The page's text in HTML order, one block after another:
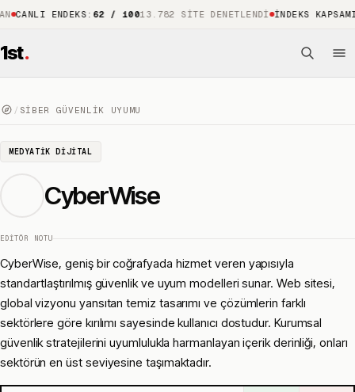
ENDEKS:62 / 100 13.782 SITE DENETLENDI İNDEKS KAPSAMI:%88
1st.
/ SIBER GÜVENLIK UYUMU
MEDYATIK DIJITAL
CyberWise
EDITÖR NOTU
CyberWise, geniş bir coğrafyada hizmet veren yapısıyla
standartlaştırılmış güvenlik ve uyum modelleri sunar. Web sitesi,
global vizyonu yansıtan temiz tasarımı ve çözümlerin farklı
sektörlere göre kırılımı sayesinde kullanıcı dostudur. Kurumsal
güvenlik stratejilerini uyumlulukla harmanlayan içerik derinliği, onları
sektörün en üst seviyesine taşımaktadır.